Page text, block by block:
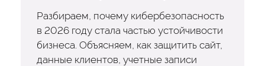
Разбираем, почему кибербезопасность
в 2026 году стала частью устойчивости
бизнеса. Объясняем, как защитить сайт,
данные клиентов, учетные записи